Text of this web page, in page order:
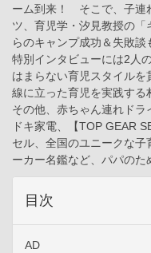
ーム到来！ そこで、子連
ツ、育児学・汐見教授の
らのキャンプ成功＆失敗談
特別インタビューには2人
はまらない育児スタイルを
線に立った育児を実践する
その他、赤ちゃん連れド
ドキ家電、【TOP GEAR
セル、全国のユニークな
ーカー名鑑など、パパのた
目次
AD